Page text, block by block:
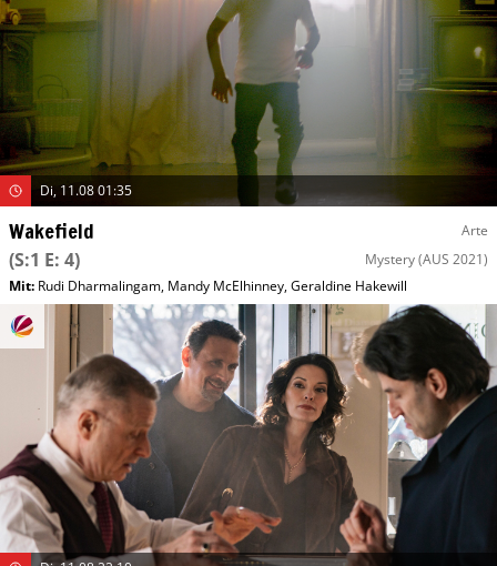
Di, 11.08 01:35
Wakefield Arte
(S:1 E: 4) Mystery(AUS 2021)
Mit: Rudi Dharmalingam, Mandy McElhinney,Geraldine Hakewill